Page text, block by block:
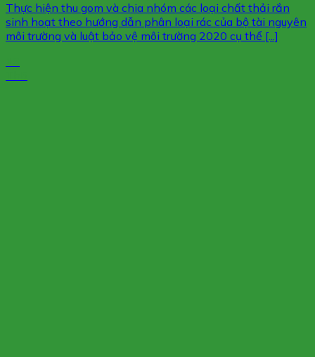
Thực hiện thu gom và chia nhóm các loại chất thải rắn
sinh hoạt theo hướng dẫn phân loại rác của bộ tài nguyên
môi trường và luật bảo vệ môi trường 2020 cụ thể [...]